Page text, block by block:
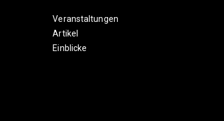
Veranstaltungen
Artikel
Einblicke